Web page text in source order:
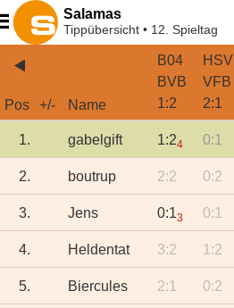
Salamas
Tippübersicht • 12. Spieltag
Pos +/- Name
B04
BVB
1:2
HSV
VFB
2:1
1. gabelgift 1:24 0:1
2. boutrup 2:2 0:2
3. Jens 0:13 0:1
4. Heldentat 3:2 1:2
5. Biercules 2:1 0:2